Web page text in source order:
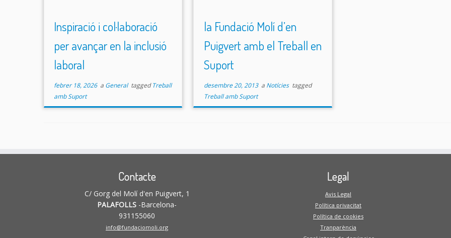
Inspiració i col·laboració
per avançar en la inclusió
laboral
febrer 18, 2026a General taggedTreball
amb Suport
la Fundació Molí d’en
Puigvert amb el Treball en
Suport
desembre 20, 2013a Notícies tagged
Treball amb Suport
Contacte
C/ Gorg del Molí d'en Puigvert, 1
PALAFOLLS -Barcelona-
931155060
info@fundaciomoli.org
Legal
Avis Legal
Política privacitat
Política de cookies
Tranparència